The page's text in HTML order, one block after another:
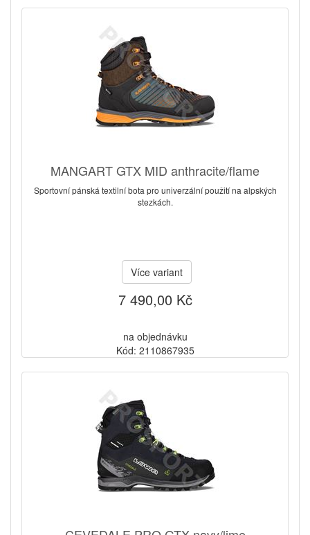
MANGART GTX MID anthracite/flame
Sportovní pánská textilní bota pro univerzální použití na alpských
stezkách.
Více variant
7 490,00 Kč
na objednávku
Kód: 2110867935